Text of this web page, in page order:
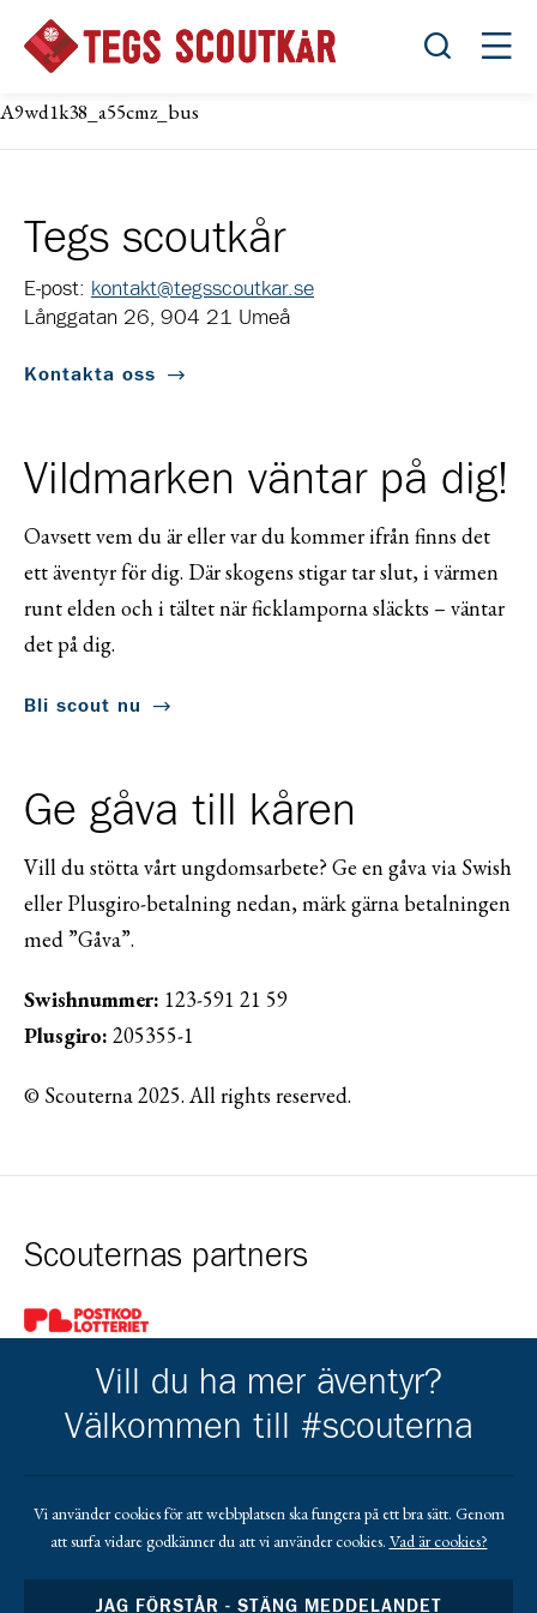
Öppna
A9wd1k38_a55cmz_bus
Tegs scoutkår
E-post: kontakt@tegsscoutkar.se
Långgatan 26, 904 21 Umeå
Kontakta oss
Vildmarken väntar på dig!
Oavsett vem du är eller var du kommer ifrån finns det
ett äventyr för dig. Där skogens stigar tar slut, i värmen
runt elden och i tältet när ficklamporna släckts – väntar
det på dig.
Bli scout nu
Ge gåva till kåren
Vill du stötta vårt ungdomsarbete? Ge en gåva via Swish
eller Plusgiro-betalning nedan, märk gärna betalningen
med ”Gåva”.
Swishnummer: 123-591 21 59
Plusgiro: 205355-1
© Scouterna 2025. All rights reserved.
Scouternas partners
Gå till pl_50
Gå till https://www.mera.se/Gå till https://www.lansforsakringar.se/
Gå till https://
Vill du ha mer äventyr?
Välkommen till #scouterna
Vi använder cookies för att webbplatsen ska fungera på ett bra sätt. Genom
att surfa vidare godkänner du att vi använder cookies. Vad är cookies?
JAG FÖRSTÅR - STÄNG MEDDELANDET